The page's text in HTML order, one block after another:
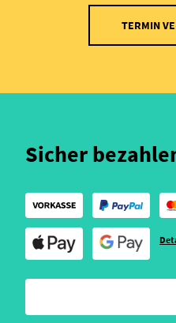
TERMIN
Sicher